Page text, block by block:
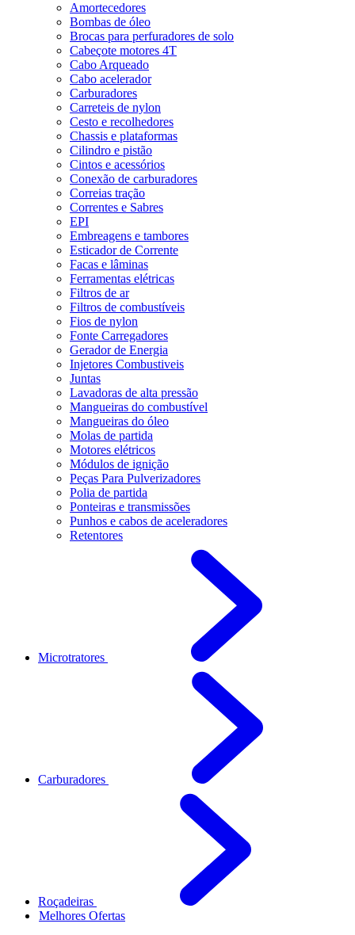
Amortecedores
Bombas de óleo
Brocas para perfuradores de solo
Cabeçote motores 4T
Cabo Arqueado
Cabo acelerador
Carburadores
Carreteis de nylon
Cesto e recolhedores
Chassis e plataformas
Cilindro e pistão
Cintos e acessórios
Conexão de carburadores
Correias tração
Correntes e Sabres
EPI
Embreagens e tambores
Esticador de Corrente
Facas e lâminas
Ferramentas elétricas
Filtros de ar
Filtros de combustíveis
Fios de nylon
Fonte Carregadores
Gerador de Energia
Injetores Combustiveis
Juntas
Lavadoras de alta pressão
Mangueiras do combustível
Mangueiras do óleo
Molas de partida
Motores elétricos
Módulos de ignição
Peças Para Pulverizadores
Polia de partida
Ponteiras e transmissões
Punhos e cabos de aceleradores
Retentores
Microtratores
Carburadores
Roçadeiras
Melhores Ofertas